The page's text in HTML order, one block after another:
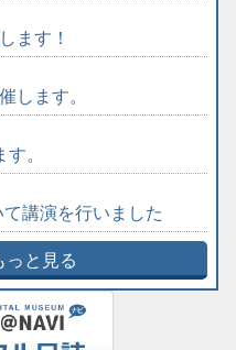
ます！
します。
。
講演を行いました
っと見る